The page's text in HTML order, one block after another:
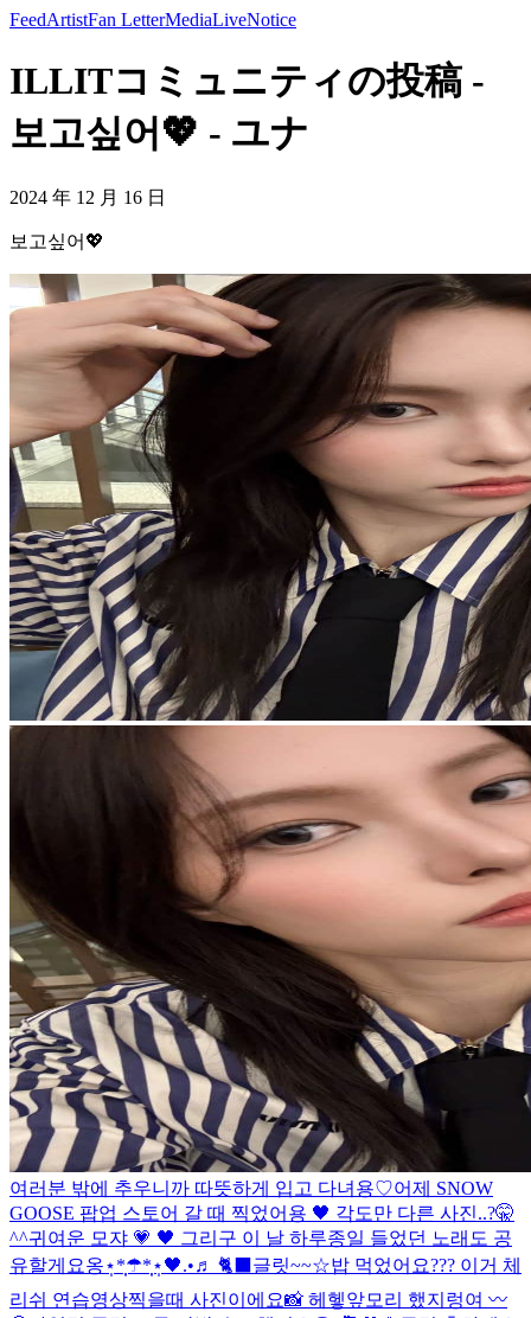
FeedArtistFan LetterMediaLiveNotice
ILLITコミュニティの投稿 -
보고싶어💖 - ユナ
2024 年 12 月 16 日
보고싶어💖
여러분 밖에 추우니까 따뜻하게 입고 다녀용♡어제 SNOW
GOOSE 팝업 스토어 갈 때 찍었어용 🖤 각도만 다른 사진..?🤫
^^귀여운 모쟈 💗 🖤 그리구 이 날 하루종일 들었던 노래도 공
유할게요옹⋆̩*̣̩☂︎*̣̩⋆̩🖤.•♬ 🐈‍⬛ 글릿~~☆밥 먹었어요??? 이거 체
리쉬 연습영상찍을때 사진이에요📸 헤헿앞모리 했지렁여 〰️